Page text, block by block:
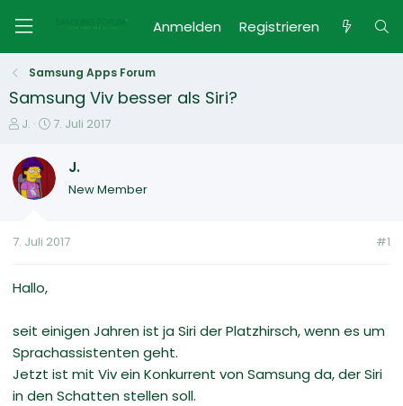
Anmelden Registrieren
Samsung Apps Forum
Samsung Viv besser als Siri?
E
s
t
e
e
J.
E
t
e
t
7. Juli 2017
J.
New Member
7. Juli 2017 #1
Hallo,
seit einigen Jahren ist ja Siri der Platzhirsch, wenn es um
Sprachassistenten geht.
Jetzt ist mit Viv ein Konkurrent von Samsung da, der Siri
in den Schatten stellen soll.